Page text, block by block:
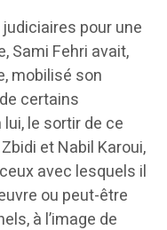
pour une
Sami Fehri avait,
mobilisé son
certains
le sortir de ce
et Nabil Karoui,
avec lesquels il
ou peut-être
à l’image de